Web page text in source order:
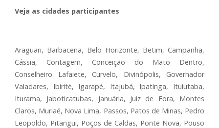
Veja as cidades participantes
Araguari, Barbacena, Belo Horizonte, Betim, Campanha,
Cássia, Contagem, Conceição do Mato Dentro,
Conselheiro Lafaiete, Curvelo, Divinópolis, Governador
Valadares, Ibirité, Igarapé, Itajubá, Ipatinga, Ituiutaba,
Iturama, Jaboticatubas, Januária, Juiz de Fora, Montes
Claros, Muriaé, Nova Lima, Passos, Patos de Minas, Pedro
Leopoldo, Pitangui, Poços de Caldas, Ponte Nova, Pouso